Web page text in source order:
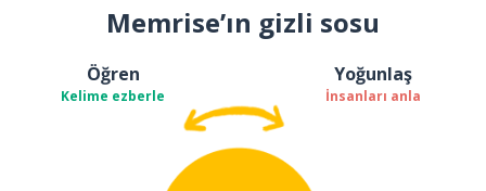
Memrise’ın gizli sosu
Öğren
Kelime ezberle
Yoğunlaş
İnsanları anla